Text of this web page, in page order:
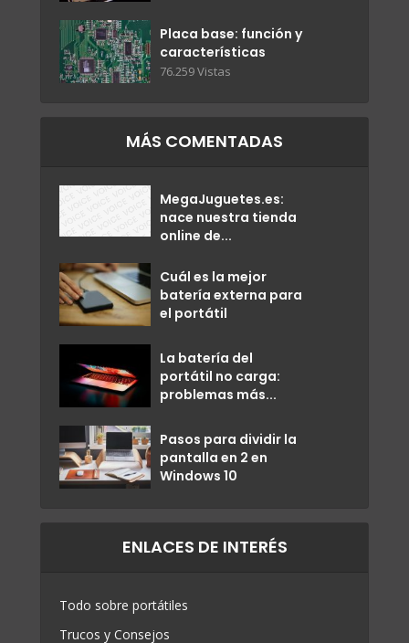
Placa base: función y
características
76.259 Vistas
MÁS COMENTADAS
MegaJuguetes.es:
nace nuestra tienda
online de...
Cuál es la mejor
batería externa para
el portátil
La batería del
portátil no carga:
problemas más...
Pasos para dividir la
pantalla en 2 en
Windows 10
ENLACES DE INTERÉS
Todo sobre portátiles
Trucos y Consejos